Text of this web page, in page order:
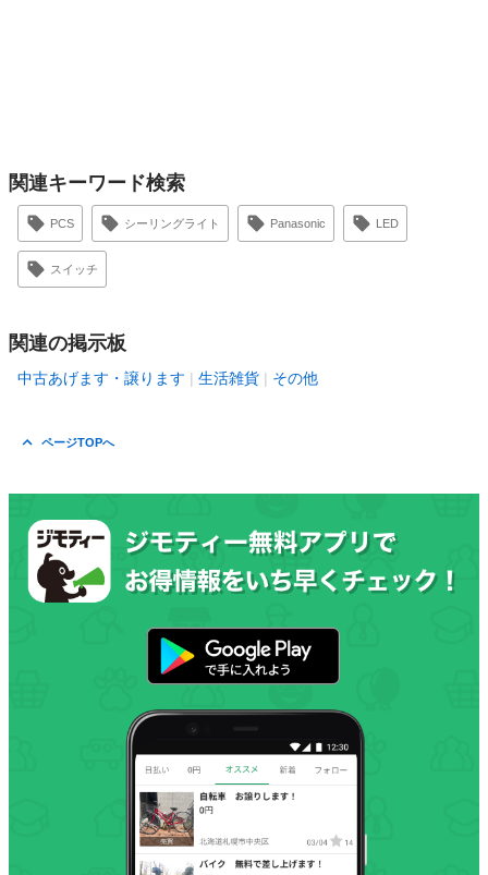
関連キーワード検索
PCS シーリングライト Panasonic LED
スイッチ
関連の掲示板
中古あげます・譲ります 生活雑貨 その他
ページTOPへ